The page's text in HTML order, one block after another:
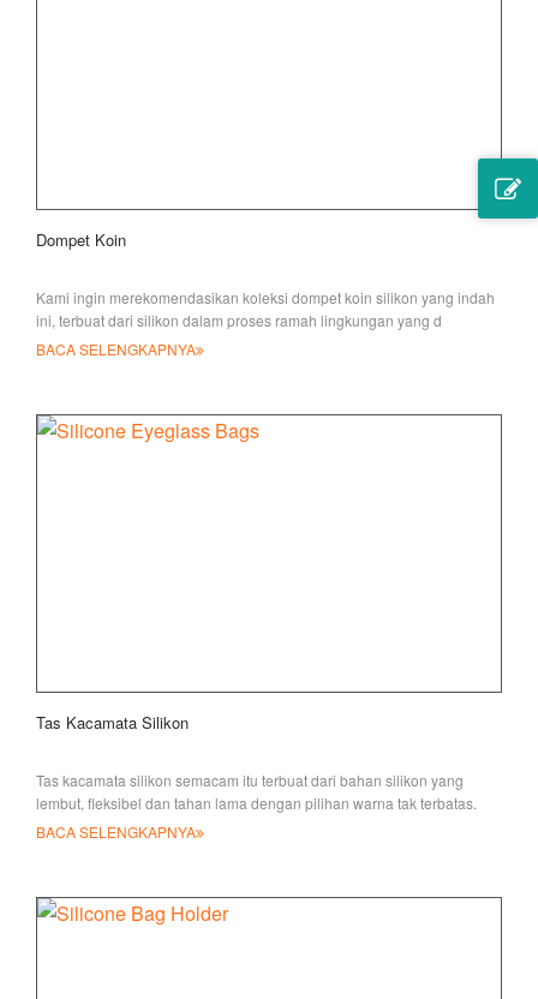
Dompet Koin
Kami ingin merekomendasikan koleksi dompet koin silikon yang indah
ini, terbuat dari silikon dalam proses ramah lingkungan yang d
BACA SELENGKAPNYA
Tas Kacamata Silikon
Tas kacamata silikon semacam itu terbuat dari bahan silikon yang
lembut, fleksibel dan tahan lama dengan pilihan warna tak terbatas.
Mereka ideal
BACA SELENGKAPNYA